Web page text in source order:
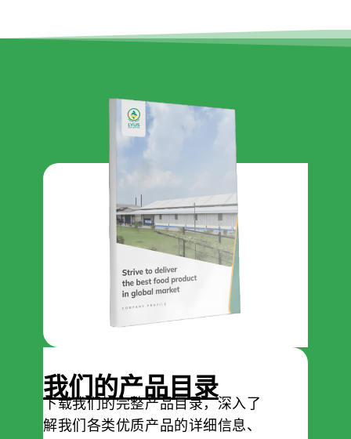
我们的产品目录
下载我们的完整产品目录，深入了
解我们各类优质产品的详细信息、